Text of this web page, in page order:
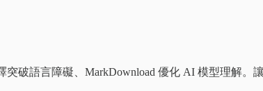
破語言障礙、MarkDownload 優化 AI 模型理解。